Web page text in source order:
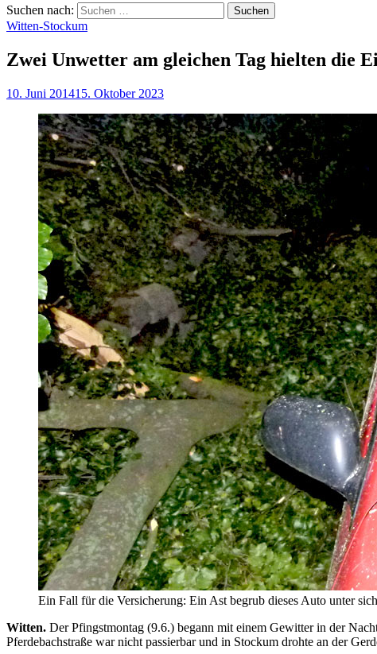
Suchen nach:
Witten-Stockum
Zwei Unwetter am gleichen Tag hielten die
10. Juni 201415. Oktober 2023
Ein Fall für die Versicherung: Ein Ast begrub dieses Auto unter
Witten. Der Pfingstmontag (9.6.) begann mit einem Gewitter in der
Pferdebachstraße war nicht passierbar und in Stockum drohte an der